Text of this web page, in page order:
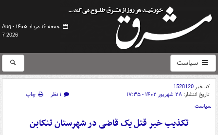
جمعه ۱۶ مرداد ۱۴۰۵ -
Aug
7 2026
سیاست
کد خبر1528120
تاریخ انتشار: ۲۸ شهریور ۱۴۰۲ - ۱۷:۳۵ ۱ نظر
چاپ
سیاست
تکذیب خبر قتل یک قاضی در شهرستان تنکابن